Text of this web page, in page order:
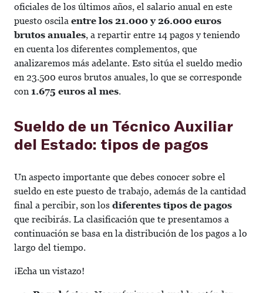
oficiales de los últimos años, el salario anual en este
puesto oscila entre los 21.000 y 26.000 euros
brutos anuales, a repartir entre 14 pagos y teniendo
en cuenta los diferentes complementos, que
analizaremos más adelante. Esto sitúa el sueldo medio
en 23.500 euros brutos anuales, lo que se corresponde
con 1.675 euros al mes.
Sueldo de un Técnico Auxiliar
del Estado: tipos de pagos
Un aspecto importante que debes conocer sobre el
sueldo en este puesto de trabajo, además de la cantidad
final a percibir, son los diferentes tipos de pagos
que recibirás. La clasificación que te presentamos a
continuación se basa en la distribución de los pagos a lo
largo del tiempo.
¡Echa un vistazo!